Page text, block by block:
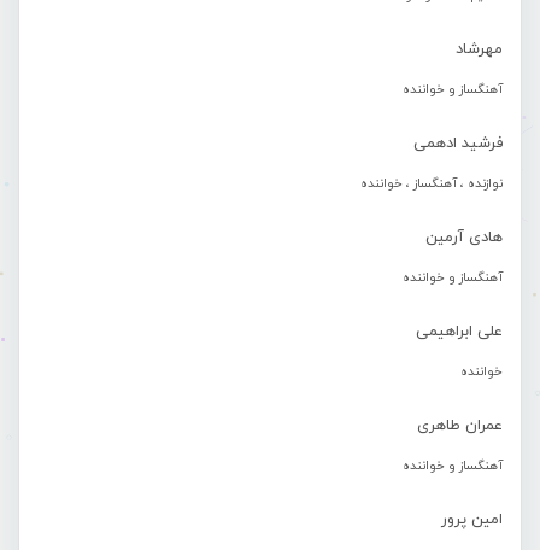
مهرشاد
آهنگساز و خواننده
فرشید ادهمی
نوازنده ، آهنگساز ، خواننده
هادی آرمین
آهنگساز و خواننده
علی ابراهیمی
خواننده
عمران طاهری
آهنگساز و خواننده
امین پرور